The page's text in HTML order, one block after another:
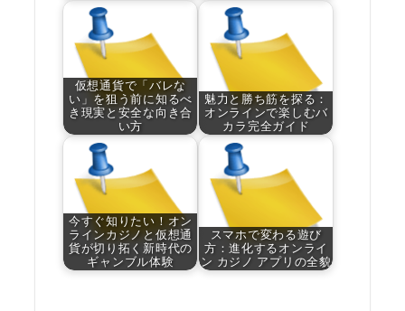
仮想通貨で「バレな
い」を狙う前に知るべ
き現実と安全な向き合
い方
魅力と勝ち筋を探る：
オンラインで楽しむバ
カラ完全ガイド
今すぐ知りたい！オン
ラインカジノと仮想通
貨が切り拓く新時代の
ギャンブル体験
スマホで変わる遊び
方：進化するオンライ
ン カジノ アプリの全貌